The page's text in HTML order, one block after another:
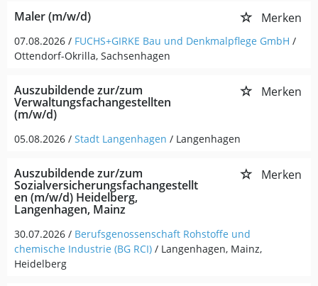
Maler (m/w/d) Merken
07.08.2026 / FUCHS+GIRKE Bau und Denkmalpflege GmbH /
Ottendorf-Okrilla, Sachsenhagen
Auszubildende zur/zum
Verwaltungsfachangestellten
(m/w/d)
Merken
05.08.2026 / Stadt Langenhagen / Langenhagen
Auszubildende zur/zum
Sozialversicherungsfachangestellt
en (m/w/d) Heidelberg,
Langenhagen, Mainz
Merken
30.07.2026 / Berufsgenossenschaft Rohstoffe und
chemische Industrie (BG RCI) / Langenhagen, Mainz,
Heidelberg